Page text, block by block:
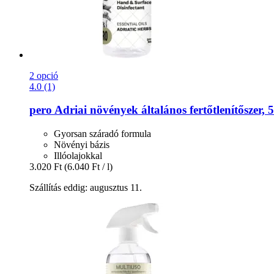
2 opció
4.0 (1)
pero Adriai növények általános fertőtlenítőszer,
Gyorsan száradó formula
Növényi bázis
Illóolajokkal
3.020 Ft (6.040 Ft / l)
Szállítás eddig: augusztus 11.